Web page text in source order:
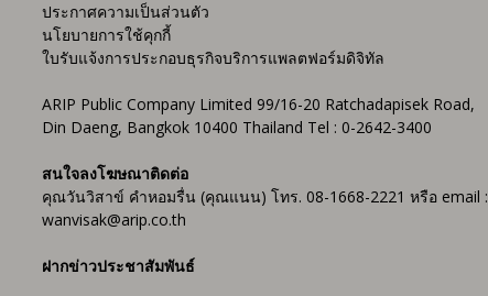
ประกาศความเป็นส่วนตัว
นโยบายการใช้คุกกี้
ใบรับแจ้งการประกอบธุรกิจบริการแพลตฟอร์มดิจิทัล
ARIP Public Company Limited 99/16-20 Ratchadapisek Road,
Din Daeng, Bangkok 10400 Thailand Tel : 0-2642-3400
สนใจลงโฆษณาติดต่อ
คุณวันวิสาข์ คำหอมรื่น (คุณแนน) โทร. 08-1668-2221 หรือ email :
wanvisak@arip.co.th
ฝากข่าวประชาสัมพันธ์